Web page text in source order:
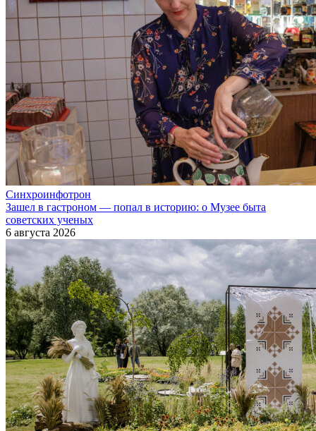
Синхроинфотрон
Зашел в гастроном — попал в историю: о Музее быта
советских ученых
6 августа 2026